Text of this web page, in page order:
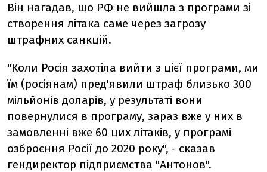
Він нагадав, що РФ не вийшла з програми зі
створення літака саме через загрозу
штрафних санкцій.
"Коли Росія захотіла вийти з цієї програми, ми
їм (росіянам) пред'явили штраф близько 300
мільйонів доларів, у результаті вони
повернулися в програму, зараз вже у них в
замовленні вже 60 цих літаків, у програмі
озброєння Росії до 2020 року", - сказав
гендиректор підприємства "Антонов".